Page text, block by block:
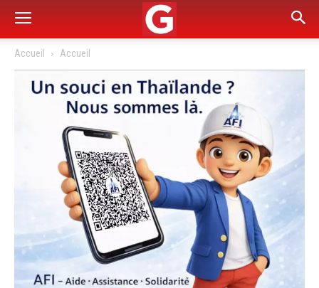
Accueil Accueil